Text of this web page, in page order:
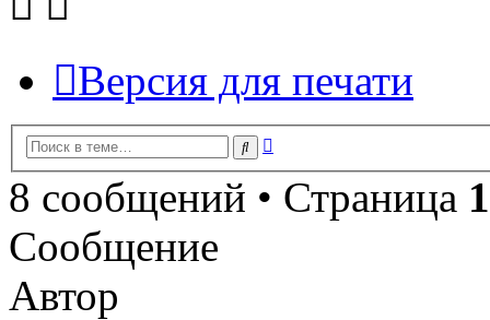
Версия для печати
Поиск
8 сообщений • Страница 1
Сообщение
Автор